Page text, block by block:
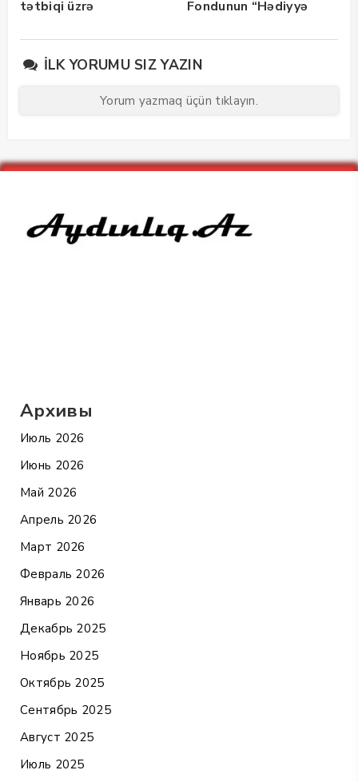
tətbiqi üzrə
keçirdi
Fondunun “Hədiyyə
dəstək oldu — Fotolar
İLK YORUMU SIZ YAZIN
Yorum yazmaq üçün tıklayın.
Архивы
Июль 2026
Июнь 2026
Май 2026
Апрель 2026
Март 2026
Февраль 2026
Январь 2026
Декабрь 2025
Ноябрь 2025
Октябрь 2025
Сентябрь 2025
Август 2025
Июль 2025